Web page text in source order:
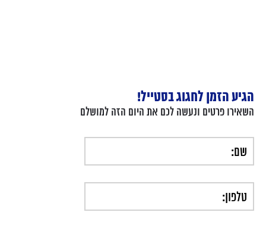
הגיע הזמן לחגוג בסטייל!
השאירו פרטים ונעשה לכם את היום הזה למושלם